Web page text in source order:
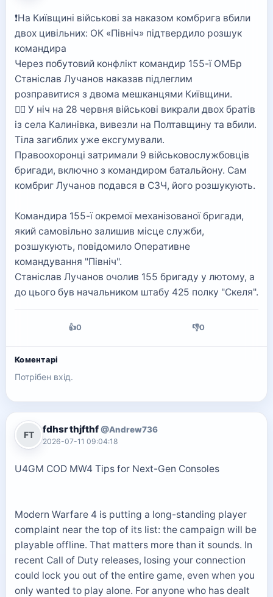
❗️На Київщині військові за наказом комбрига вбили
двох цивільних: ОК «Північ» підтвердило розшук
командира
Через побутовий конфлікт командир 155-ї ОМБр
Станіслав Лучанов наказав підлеглим
розправитися з двома мешканцями Київщини.
👉🏻 У ніч на 28 червня військові викрали двох братів
із села Калинівка, вивезли на Полтавщину та вбили.
Тіла загиблих уже ексгумували.
Правоохоронці затримали 9 військовослужбовців
бригади, включно з командиром батальйону. Сам
комбриг Лучанов подався в СЗЧ, його розшукують.
Командира 155-ї окремої механізованої бригади,
який самовільно залишив місце служби,
розшукують, повідомило Оперативне
командування "Північ".
Станіслав Лучанов очолив 155 бригаду у лютому, а
до цього був начальником штабу 425 полку "Скеля".
👍0 👎0
Коментарі
Потрібен вхід.
FT fdhsr thjfthf@Andrew736
2026-07-11 09:04:18
U4GM COD MW4 Tips for Next-Gen Consoles
Modern Warfare 4 is putting a long-standing player
complaint near the top of its list: the campaign will be
playable offline. That matters more than it sounds. In
recent Call of Duty releases, losing your connection
could lock you out of the entire game, even when you
only wanted to play alone. For anyone who has dealt